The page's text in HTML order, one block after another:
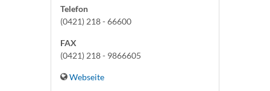
Telefon
(0421) 218 - 66600
FAX
(0421) 218 - 9866605
Webseite